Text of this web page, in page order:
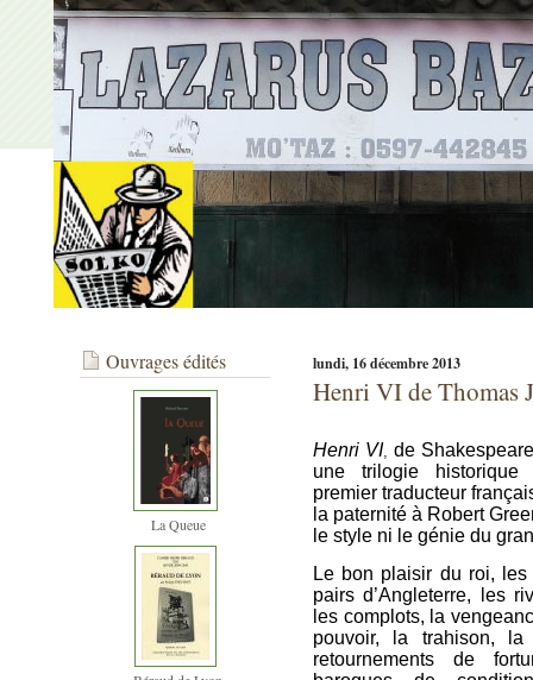
Ouvrages édités
La Queue
lundi, 16 décembre 2013
Henri VI de Thomas
Henri VI, de Shakespeare
une trilogie historique
premier traducteur
la paternité à Robert
le style ni le génie du
Le bon plaisir du roi,
pairs d’Angleterre, les
les complots, la
pouvoir, la trahison,
retournements de